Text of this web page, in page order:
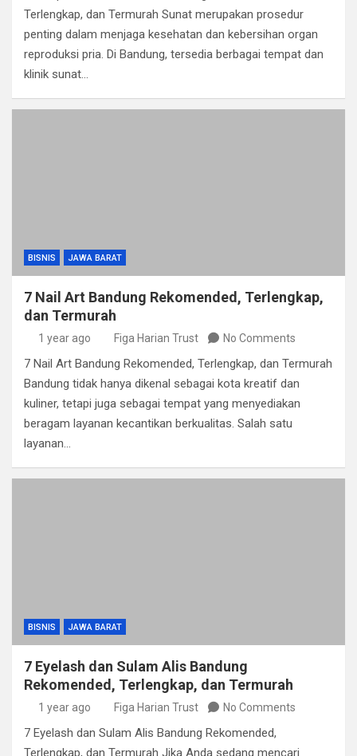
Terlengkap, dan Termurah Sunat merupakan prosedur
penting dalam menjaga kesehatan dan kebersihan organ
reproduksi pria. Di Bandung, tersedia berbagai tempat dan
klinik sunat…
BISNIS JAWA BARAT
7 Nail Art Bandung Rekomended, Terlengkap,
dan Termurah
1 year ago Figa Harian Trust No Comments
7 Nail Art Bandung Rekomended, Terlengkap, dan Termurah
Bandung tidak hanya dikenal sebagai kota kreatif dan
kuliner, tetapi juga sebagai tempat yang menyediakan
beragam layanan kecantikan berkualitas. Salah satu
layanan…
BISNIS JAWA BARAT
7 Eyelash dan Sulam Alis Bandung
Rekomended, Terlengkap, dan Termurah
1 year ago Figa Harian Trust No Comments
7 Eyelash dan Sulam Alis Bandung Rekomended,
Terlengkap, dan Termurah Jika Anda sedang mencari